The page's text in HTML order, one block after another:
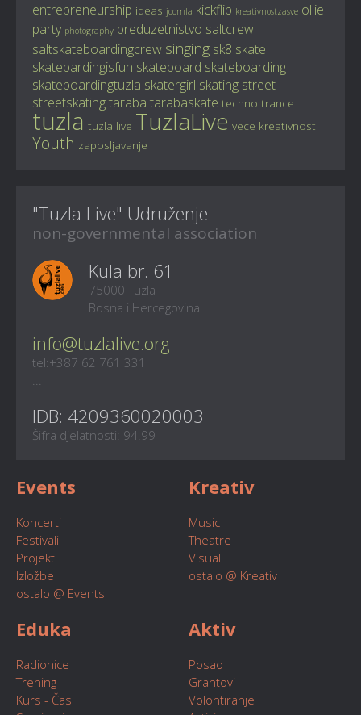
entrepreneurship ideas joomla kickflip kreativnostzasve ollie
party photography preduzetnistvo saltcrew
saltskateboardingcrew singing sk8 skate
skatebardingisfun skateboard skateboarding
skateboardingtuzla skatergirl skating street
streetskatingtaraba tarabaskate techno trance
tuzla tuzla live TuzlaLive vece kreativnosti
Youth zaposljavanje
"Tuzla Live" Udruženje
non-governmental association
Kula br. 61
75000 Tuzla
Bosna i Hercegovina
info@tuzlalive.org
tel:+387 62 761 331
...
IDB: 4209360020003
Šifra djelatnosti: 94.99
Events
Koncerti
Festivali
Projekti
Izložbe
ostalo @ Events
Kreativ
Music
Theatre
Visual
ostalo @ Kreativ
Eduka
Radionice
Trening
Kurs - Čas
Aktiv
Posao
Grantovi
Volontiranje